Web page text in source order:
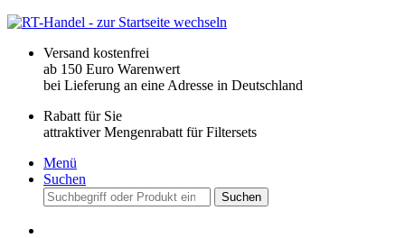
Versand kostenfrei
ab 150 Euro Warenwert
bei Lieferung an eine Adresse in Deutschland
Rabatt für Sie
attraktiver Mengenrabatt für Filtersets
Menü
Suchen
Suchen